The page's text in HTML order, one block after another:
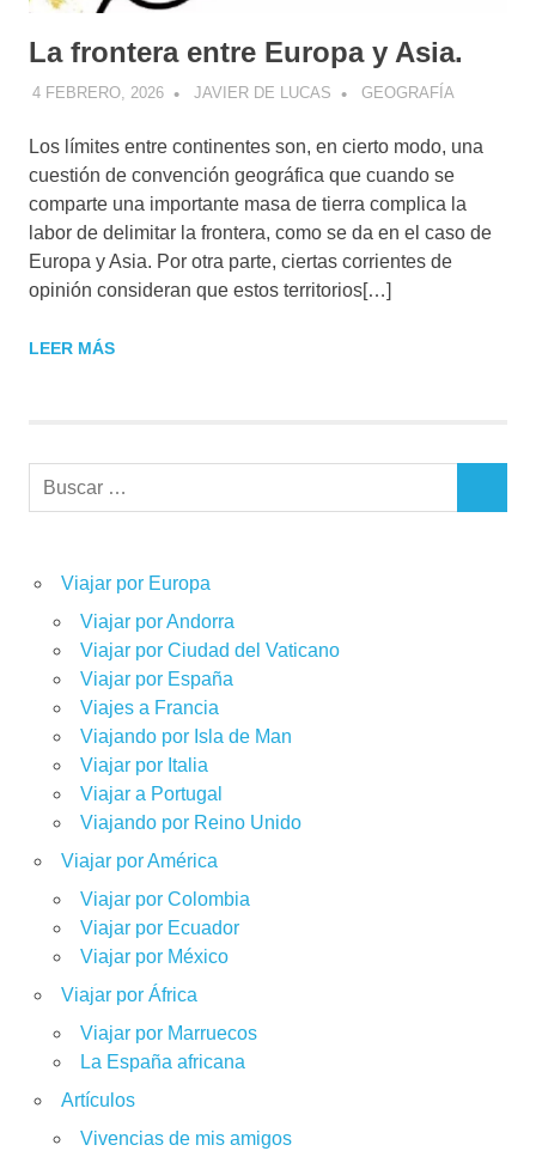
La frontera entre Europa y Asia.
4 FEBRERO, 2026 JAVIER DE LUCAS GEOGRAFÍA
Los límites entre continentes son, en cierto modo, una
cuestión de convención geográfica que cuando se
comparte una importante masa de tierra complica la
labor de delimitar la frontera, como se da en el caso de
Europa y Asia. Por otra parte, ciertas corrientes de
opinión consideran que estos territorios[…]
LEER MÁS
Buscar:
Viajar por Europa
Viajar por Andorra
Viajar por Ciudad del Vaticano
Viajar por España
Viajes a Francia
Viajando por Isla de Man
Viajar por Italia
Viajar a Portugal
Viajando por Reino Unido
Viajar por América
Viajar por Colombia
Viajar por Ecuador
Viajar por México
Viajar por África
Viajar por Marruecos
La España africana
Artículos
Vivencias de mis amigos